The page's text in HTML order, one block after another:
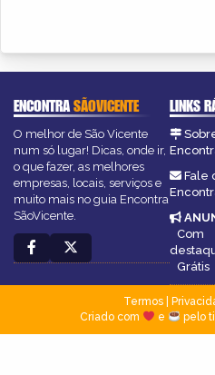
ENCONTRASÃOVICENTE
O melhor de São Vicente
num só lugar! Dicas, onde ir,
o que fazer, as melhores
empresas, locais, serviços e
muito mais no guia Encontra
SãoVicente.
LINKS
Fale
Com
Grátis
Termos|
Criado com
e pelo